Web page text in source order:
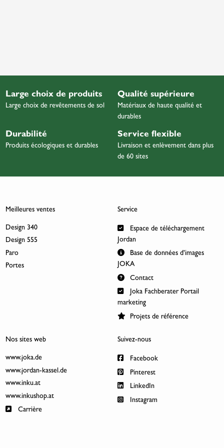
Large choix de produits
Large choix de revêtements de sol
Qualité supérieure
Matériaux de haute qualité et
durables
Durabilité
Produits écologiques et durables
Service flexible
Livraison et enlèvement dans plus
de 60 sites
Meilleures ventes
Design 340
Design 555
Paro
Portes
Service
Espace de téléchargement
Jordan
Base de données d’images
JOKA
Contact
Joka Fachberater Portail
marketing
Projets de référence
Nos sites web
www.joka.de
www.jordan-kassel.de
www.inku.at
www.inkushop.at
Carrière
Suivez-nous
Facebook
Pinterest
LinkedIn
Instagram